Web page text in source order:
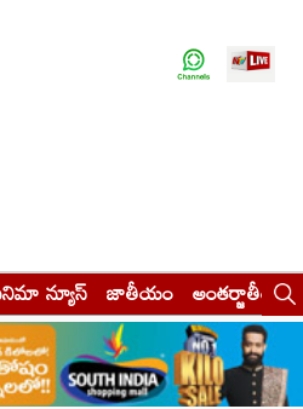
న్యూస్ జాతీయం అంతర్జాతీయం